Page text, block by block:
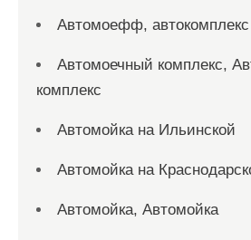
Автомоефф, автокомплекс
Автомоечный комплекс,
комплекс
Автомойка на Ильинской
Автомойка на
Автомойка, Автомойка